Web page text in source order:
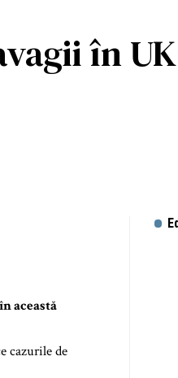
în
această
cazurile de